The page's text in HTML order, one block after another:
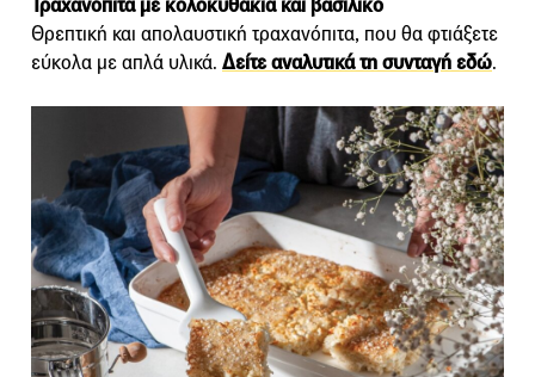
Τραχανόπιτα με κολοκυθάκια και βασιλικό
Θρεπτική και απολαυστική τραχανόπιτα, που θα φτιάξετε
εύκολα με απλά υλικά. Δείτε αναλυτικά τη συνταγή εδώ.